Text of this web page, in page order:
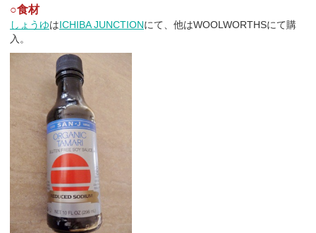
○食材
しょうゆはICHIBA JUNCTIONにて、他はWOOLWORTHSにて購
入。